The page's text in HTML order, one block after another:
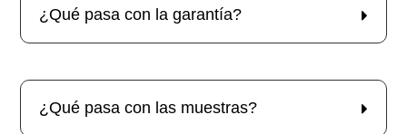
¿Qué pasa con la garantía?
¿Qué pasa con las muestras?